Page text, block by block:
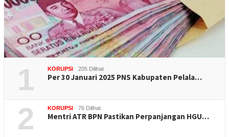
1 KORUPSI 205 Dilihat
Per 30 Januari 2025 PNS Kabupaten Pelala…
2 KORUPSI 76 Dilihat
Mentri ATR BPN Pastikan Perpanjangan HGU…